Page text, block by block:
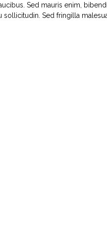
Sed mauris enim,
sollicitudin. Sed fringilla